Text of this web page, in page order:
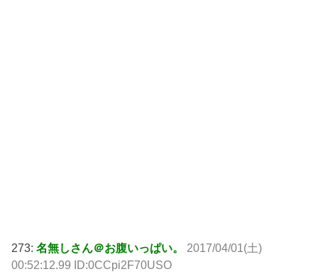
273:名無しさん＠お腹いっぱい。
2017/04/01(土)
00:52:12.99 ID:0CCpi2F70USO